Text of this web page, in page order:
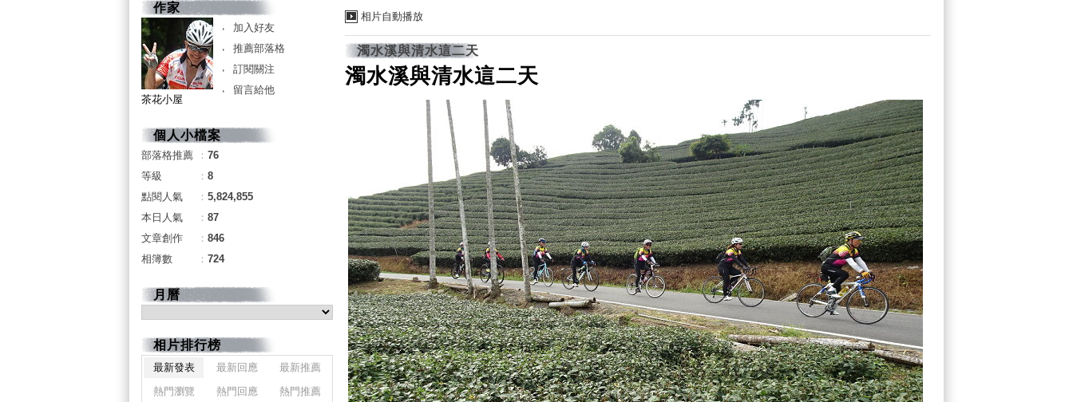
相片自動播放
濁水溪與清水這二天
濁水溪與清水這二天
作家
加入好友
推薦部落格
訂閱關注
留言給他
茶花小屋
個人小檔案
部落格推薦 ： 76
等級
： 8
點閱人氣
： 5,824,855
本日人氣
： 87
文章創作
： 846
相簿數
： 724
月曆
相片排行榜
最新發表 最新回應
最新推薦
熱門瀏覽
熱門回應 熱門推薦